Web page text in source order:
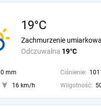
19°C
Odczuwalna 19°C
Zachmurzenie
0 mm Ciśnienie:
16 km/h Wilgotność: